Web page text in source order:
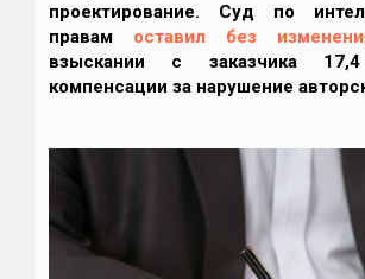
проектирование. Суд по
правам оставил без
взыскании с заказчика
компенсации за нарушение